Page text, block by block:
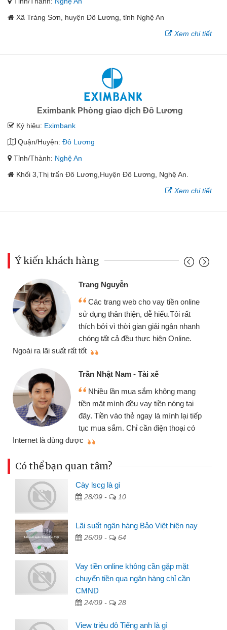
Xã Tràng Sơn, huyện Đô Lương, tỉnh Nghệ An
Xem chi tiết
Eximbank Phòng giao dịch Đô Lương
Ký hiệu: Eximbank
Quận/Huyện: Đô Lương
Tỉnh/Thành: Nghệ An
Khối 3,Thị trấn Đô Lương,Huyện Đô Lương, Nghệ An.
Xem chi tiết
Ý kiến khách hàng
Trang Nguyễn
Các trang web cho vay tiền online
sử dụng thân thiện, dễ hiểu.Tôi rất
thích bởi vì thời gian giải ngân nhanh
chóng tất cả đều thực hiện Online.
Ngoài ra lãi suất rất tốt
Trần Nhật Nam - Tài xế
Nhiều lần mua sắm không mang
tiền mặt mình đều vay tiền nóng tại
đây. Tiền vào thẻ ngay là mình lại tiếp
tục mua sắm. Chỉ cần điện thoại có
Internet là dùng được
Có thể bạn quan tâm?
Cày lscg là gì
28/09 - 10
Lãi suất ngân hàng Bảo Việt hiện nay
26/09 - 64
Vay tiền online không cần gặp mặt
chuyển tiền qua ngân hàng chỉ cần
CMND
24/09 - 28
View triệu đô Tiếng anh là gì